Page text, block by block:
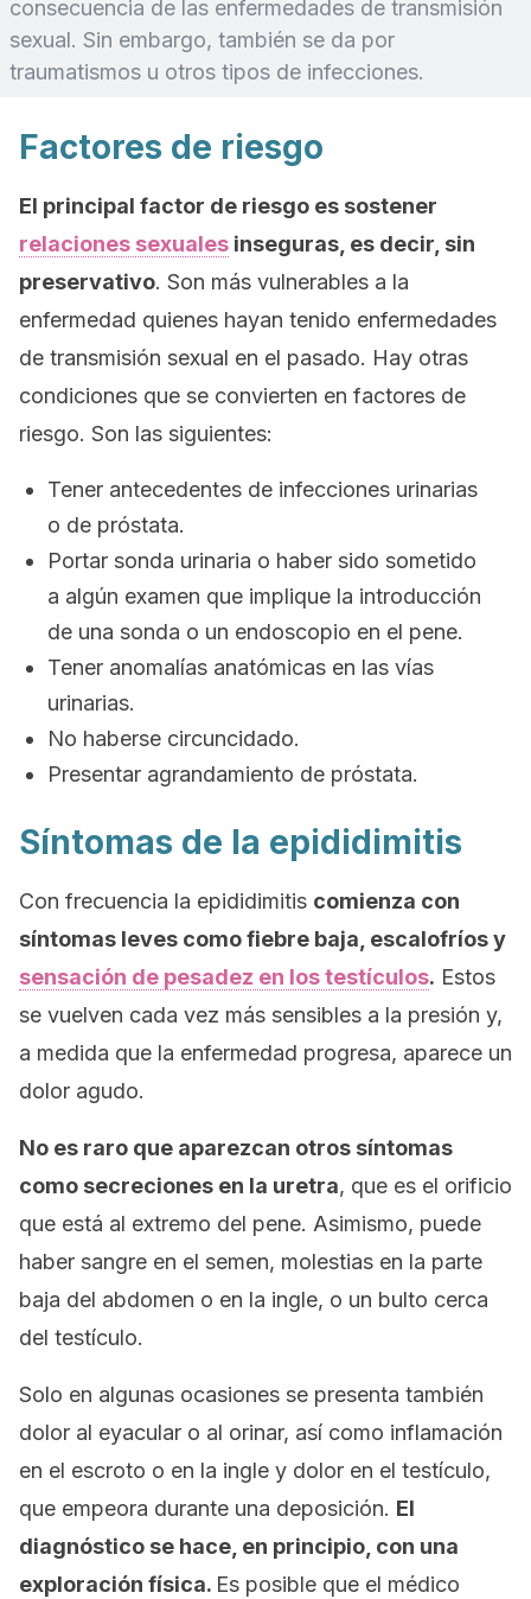
consecuencia de las enfermedades de transmisión
sexual. Sin embargo, también se da por
traumatismos u otros tipos de infecciones.
Factores de riesgo
El principal factor de riesgo es sostener
relaciones sexuales inseguras, es decir, sin
preservativo. Son más vulnerables a la
enfermedad quienes hayan tenido enfermedades
de transmisión sexual en el pasado. Hay otras
condiciones que se convierten en factores de
riesgo. Son las siguientes:
Tener antecedentes de infecciones urinarias
o de próstata.
Portar sonda urinaria o haber sido sometido
a algún examen que implique la introducción
de una sonda o un endoscopio en el pene.
Tener anomalías anatómicas en las vías
urinarias.
No haberse circuncidado.
Presentar agrandamiento de próstata.
Síntomas de la epididimitis
Con frecuencia la epididimitis comienza con
síntomas leves como fiebre baja, escalofríos y
sensación de pesadez en los testículos. Estos
se vuelven cada vez más sensibles a la presión y,
a medida que la enfermedad progresa, aparece un
dolor agudo.
No es raro que aparezcan otros síntomas
como secreciones en la uretra, que es el orificio
que está al extremo del pene. Asimismo, puede
haber sangre en el semen, molestias en la parte
baja del abdomen o en la ingle, o un bulto cerca
del testículo.
Solo en algunas ocasiones se presenta también
dolor al eyacular o al orinar, así como inflamación
en el escroto o en la ingle y dolor en el testículo,
que empeora durante una deposición. El
diagnóstico se hace, en principio, con una
exploración física. Es posible que el médico